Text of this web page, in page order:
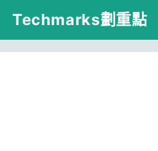
跳
主
Techmarks劃重點